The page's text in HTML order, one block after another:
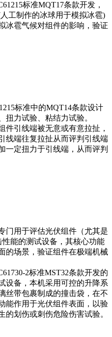
标准MQT17条款开发，
工制作的冰球用于模拟冰雹)
冰雹气候对组件的影响，验证
标准中的MQT14条款设计
扭力试验、粘结力试验。
件引线端被无意或有意拉扯，
线端往复拉扯从而评判引线端
一定扭力于引线端，从而评判
门用于评估光伏组件（尤其是
能的测试设备，其核心功能
的场景，验证组件在极端机械
2标准MST32条款开发的
设备，本机采用可控的升降系
丝带包裹制成的撞击袋，在不
能作用于光伏组件表面，以验
的划伤或刺伤危险伤害试验。